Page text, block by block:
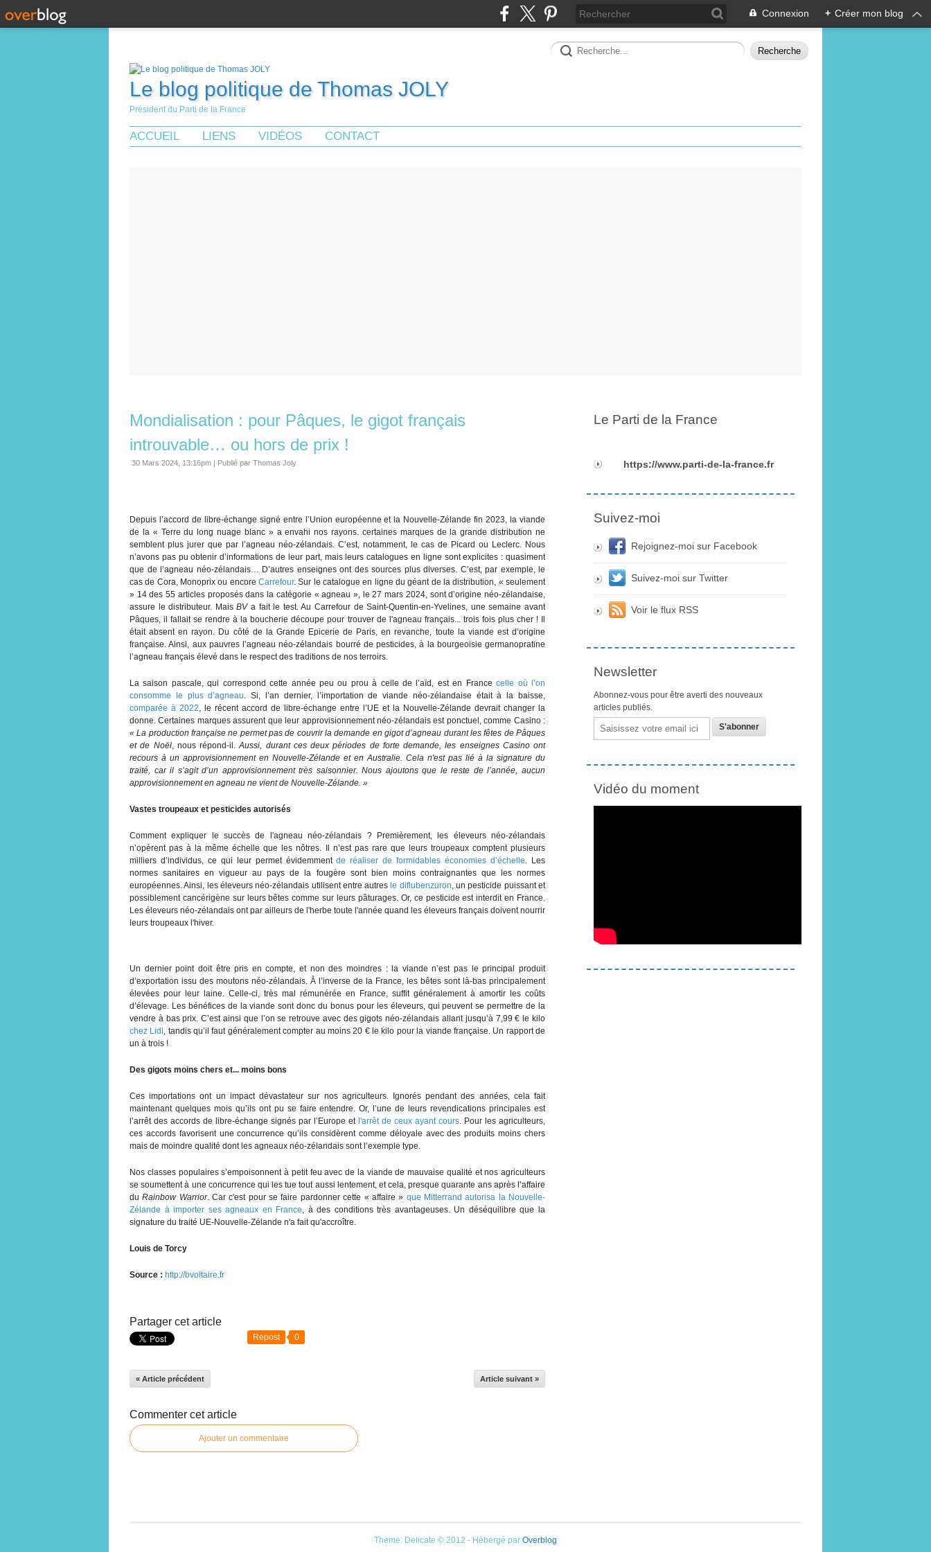
Connexion + Créer mon blog
Le blog politique de Thomas JOLY
Président du Parti de la France
ACCUEIL LIENS VIDÉOS CONTACT
Mondialisation : pour Pâques, le gigot français
introuvable… ou hors de prix !
30 Mars 2024, 13:16pm | Publié par Thomas Joly
Depuis l’accord de libre-échange signé entre l’Union européenne et la Nouvelle-Zélande fin 2023, la viande
de la « Terre du long nuage blanc » a envahi nos rayons. certaines marques de la grande distribution ne
semblent plus jurer que par l’agneau néo-zélandais. C’est, notamment, le cas de Picard ou Leclerc. Nous
n’avons pas pu obtenir d’informations de leur part, mais leurs catalogues en ligne sont explicites : quasiment
que de l’agneau néo-zélandais… D’autres enseignes ont des sources plus diverses. C’est, par exemple, le
cas de Cora, Monoprix ou encore Carrefour. Sur le catalogue en ligne du géant de la distribution, « seulement
» 14 des 55 articles proposés dans la catégorie « agneau », le 27 mars 2024, sont d’origine néo-zélandaise,
assure le distributeur. MaisBVa fait le test. Au Carrefour de Saint-Quentin-en-Yvelines, une semaine avant
Pâques, il fallait se rendre à la boucherie découpe pour trouver de l'agneau français... trois fois plus cher ! Il
était absent en rayon. Du côté de la Grande Epicerie de Paris, en revanche, toute la viande est d’origine
française. Ainsi, aux pauvres l’agneau néo-zélandais bourré de pesticides, à la bourgeoisie germanopratine
l’agneau français élevé dans le respect des traditions de nos terroirs.
La saison pascale, qui correspond cette année peu ou prou à celle de l’aïd, est en Francecelle où l’on
consomme le plus d’agneau. Si, l’an dernier, l’importation de viande néo-zélandaise était à la baisse,
comparée à 2022, le récent accord de libre-échange entre l’UE et la Nouvelle-Zélande devrait changer la
donne. Certaines marques assurent que leur approvisionnement néo-zélandais est ponctuel, comme Casino :
« La production française ne permet pas de couvrir la demande en gigot d’agneau durant les fêtes de Pâques
et de Noël, nous répond-il.Aussi, durant ces deux périodes de forte demande, les enseignes Casino ont
recours à un approvisionnement en Nouvelle-Zélande et en Australie. Cela n'est pas lié à la signature du
traité, car il s’agit d’un approvisionnement très saisonnier. Nous ajoutons que le reste de l’année, aucun
approvisionnement en agneau ne vient de Nouvelle-Zélande. »
Vastes troupeaux et pesticides autorisés
Comment expliquer le succès de l'agneau néo-zélandais ? Premièrement, les éleveurs néo-zélandais
n’opèrent pas à la même échelle que les nôtres. Il n’est pas rare que leurs troupeaux comptent plusieurs
milliers d’individus, ce qui leur permet évidemmentde réaliser de formidables économies d’échelle. Les
normes sanitaires en vigueur au pays de la fougère sont bien moins contraignantes que les normes
européennes. Ainsi, les éleveurs néo-zélandais utilisent entre autresle diflubenzuron, un pesticide puissant et
possiblement cancérigène sur leurs bêtes comme sur leurs pâturages. Or, ce pesticide est interdit en France.
Les éleveurs néo-zélandais ont par ailleurs de l'herbe toute l'année quand les éleveurs français doivent nourrir
leurs troupeaux l'hiver.
Un dernier point doit être pris en compte, et non des moindres : la viande n’est pas le principal produit
d’exportation issu des moutons néo-zélandais. À l’inverse de la France, les bêtes sont là-bas principalement
élevées pour leur laine. Celle-ci, très mal rémunérée en France, suffit généralement à amortir les coûts
d’élevage. Les bénéfices de la viande sont donc du bonus pour les éleveurs, qui peuvent se permettre de la
vendre à bas prix. C’est ainsi que l’on se retrouve avec des gigots néo-zélandais allant jusqu’à 7,99 € le kilo
chez Lidl, tandis qu’il faut généralement compter au moins 20 € le kilo pour la viande française. Un rapport de
un à trois !
Des gigots moins chers et... moins bons
Ces importations ont un impact dévastateur sur nos agriculteurs. Ignorés pendant des années, cela fait
maintenant quelques mois qu’ils ont pu se faire entendre. Or, l’une de leurs revendications principales est
l’arrêt des accords de libre-échange signés par l’Europe et l'arrêt de ceux ayant cours. Pour les agriculteurs,
ces accords favorisent une concurrence qu’ils considèrent comme déloyale avec des produits moins chers
mais de moindre qualité dont les agneaux néo-zélandais sont l’exemple type.
Nos classes populaires s’empoisonnent à petit feu avec de la viande de mauvaise qualité et nos agriculteurs
se soumettent à une concurrence qui les tue tout aussi lentement, et cela, presque quarante ans après l’affaire
duRainbow Warrior. Car c'est pour se faire pardonner cette « affaire » que Mitterrand autorisa la Nouvelle-
Zélande à importer ses agneaux en France, à des conditions très avantageuses. Un déséquilibre que la
signature du traité UE-Nouvelle-Zélande n'a fait qu'accroître.
Louis de Torcy
Source : http://bvoltaire.fr
Partager cet article
Repost 0
« Article précédent Article suivant »
Commenter cet article
Ajouter un commentaire
Le Parti de la France
https://www.parti-de-la-france.fr
Suivez-moi
Rejoignez-moi sur Facebook
Suivez-moi sur Twitter
Voir le flux RSS
Newsletter
Abonnez-vous pour être averti des nouveaux
articles publiés.
Email
Vidéo du moment
Theme: Delicate © 2012 - Hébergé par Overblog